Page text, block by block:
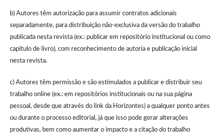
b) Autores têm autorização para assumir contratos adicionais
separadamente, para distribuição não-exclusiva da versão do trabalho
publicada nesta revista (ex.: publicar em repositório institucional ou como
capítulo de livro), com reconhecimento de autoria e publicação inicial
nesta revista.
c) Autores têm permissão e são estimulados a publicar e distribuir seu
trabalho online (ex.: em repositórios institucionais ou na sua página
pessoal, desde que através do link da Horizontes) a qualquer ponto antes
ou durante o processo editorial, já que isso pode gerar alterações
produtivas, bem como aumentar o impacto e a citação do trabalho